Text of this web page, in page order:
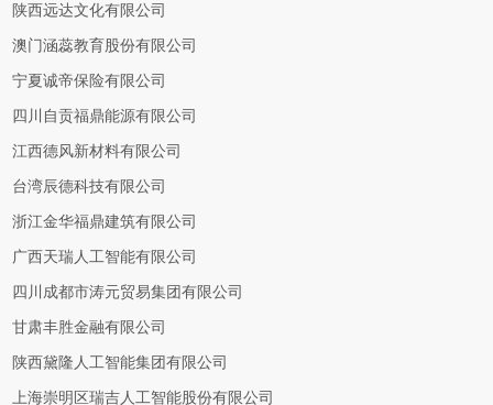
陕西远达文化有限公司
澳门涵蕊教育股份有限公司
宁夏诚帝保险有限公司
四川自贡福鼎能源有限公司
江西德风新材料有限公司
台湾辰德科技有限公司
浙江金华福鼎建筑有限公司
广西天瑞人工智能有限公司
四川成都市涛元贸易集团有限公司
甘肃丰胜金融有限公司
陕西黛隆人工智能集团有限公司
上海崇明区瑞吉人工智能股份有限公司